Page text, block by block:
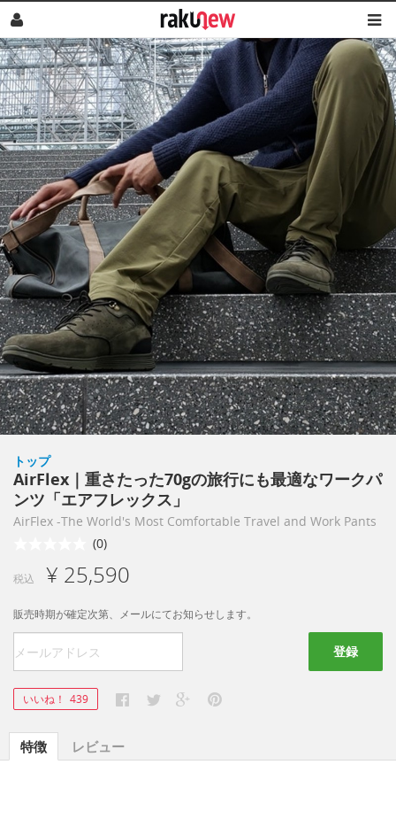
トップ
AirFlex｜重さたった70gの旅行にも最適なワークパ
ンツ「エアフレックス」
AirFlex -The World's Most Comfortable Travel and Work Pants
(0)
税込 ¥ 25,590
販売時期が確定次第、メールにてお知らせします。
登録
いいね！ 439
特徴 レビュー